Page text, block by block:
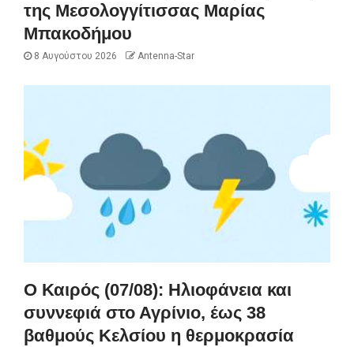
της Μεσολογγίτισσας Μαρίας
Μπακοδήμου
8 Αυγούστου 2026 Antenna-Star
Ο Καιρός (07/08): Ηλιοφάνεια και
συννεφιά στο Αγρίνιο, έως 38
βαθμούς Κελσίου η θερμοκρασία